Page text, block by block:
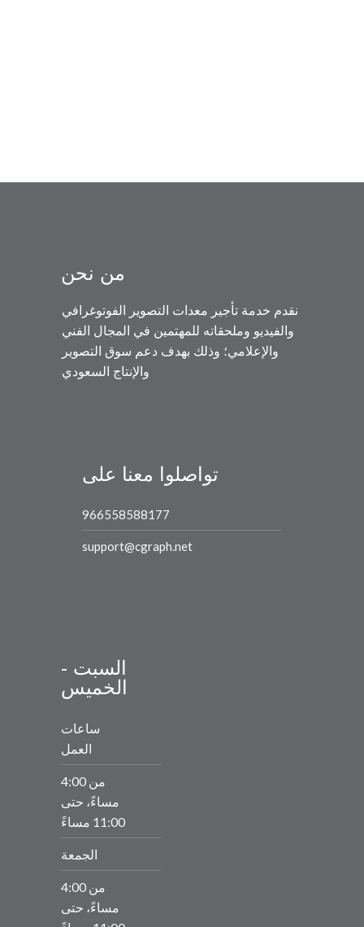
من نحن
نقدم خدمة تأجير معدات التصوير الفوتوغرافي
والفيديو وملحقاته للمهتمين في المجال الفني
والإعلامي؛ وذلك بهدف دعم سوق التصوير
والإنتاج السعودي
تواصلوا معنا على
966558588177
support@cgraph.net
السبت -
الخميس
ساعات
العمل
من 4:00
مساءً، حتى
11:00 مساءً
الجمعة
من 4:00
مساءً، حتى